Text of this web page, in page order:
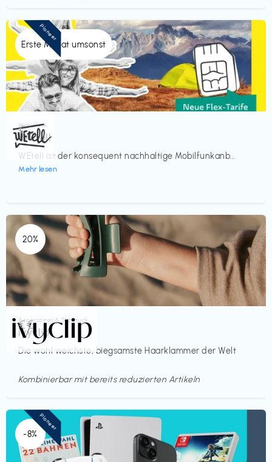
Erste Monat umsonst
Mobilfunk
WEtell
WEtell ist der konsequent nachhaltige Mobilfunkanb...
Mehr lesen
€‎
Pioneer
20%
Accessoires & Schmuck
ivyclip
Die wohl weichste, biegsamste Haarklammer der Welt
€€‎
Kombinierbar mit bereits reduzierten Artikeln
-8%
Pioneer